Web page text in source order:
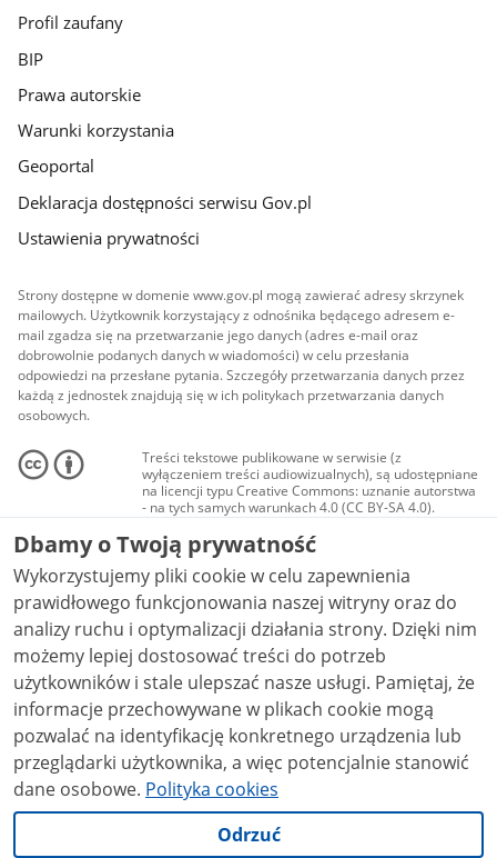
Profil zaufany
BIP
Prawa autorskie
Warunki korzystania
Geoportal
Deklaracja dostępności serwisu Gov.pl
Ustawienia prywatności
Strony dostępne w domenie www.gov.pl mogą zawierać adresy skrzynek
mailowych. Użytkownik korzystający z odnośnika będącego adresem e-
mail zgadza się na przetwarzanie jego danych (adres e-mail oraz
dobrowolnie podanych danych w wiadomości) w celu przesłania
odpowiedzi na przesłane pytania. Szczegóły przetwarzania danych przez
każdą z jednostek znajdują się w ich politykach przetwarzania danych
osobowych.
Treści tekstowe publikowane w serwisie (z
wyłączeniem treści audiowizualnych), są udostępniane
na licencji typu Creative Commons: uznanie autorstwa
- na tych samych warunkach 4.0 (CC BY-SA 4.0).
Materiały audiowizualne, w tym zdjęcia, materiały
audio i wideo, są udostępniane na licencji typu
Creative Commons: uznanie autorstwa użycie
niekomercyjne - bez utworów zależnych 4.0 (CC BY-
NC-ND 4.0), o ile nie jest to stwierdzone inaczej.
Dbamy o Twoją prywatność
Wykorzystujemy pliki cookie w celu zapewnienia
prawidłowego funkcjonowania naszej witryny oraz do
analizy ruchu i optymalizacji działania strony. Dzięki nim
możemy lepiej dostosować treści do potrzeb
użytkowników i stale ulepszać nasze usługi. Pamiętaj, że
informacje przechowywane w plikach cookie mogą
pozwalać na identyfikację konkretnego urządzenia lub
przeglądarki użytkownika, a więc potencjalnie stanowić
dane osobowe. Polityka cookies
Odrzuć